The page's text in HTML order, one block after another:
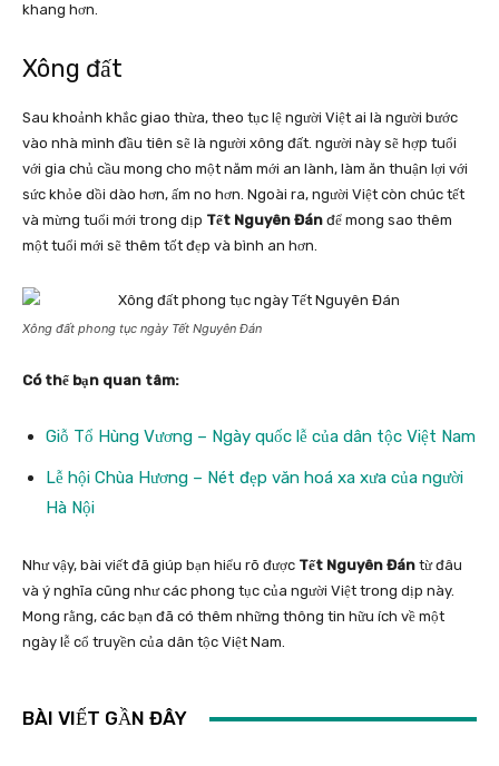
khang hơn.
Xông đất
Sau khoảnh khắc giao thừa, theo tục lệ người Việt ai là người bước
vào nhà mình đầu tiên sẽ là người xông đất. người này sẽ hợp tuổi
với gia chủ cầu mong cho một năm mới an lành, làm ăn thuận lợi với
sức khỏe dồi dào hơn, ấm no hơn. Ngoài ra, người Việt còn chúc tết
và mừng tuổi mới trong dịp Tết Nguyên Đán để mong sao thêm
một tuổi mới sẽ thêm tốt đẹp và bình an hơn.
Xông đất phong tục ngày Tết Nguyên Đán
Có thể bạn quan tâm:
Giỗ Tổ Hùng Vương – Ngày quốc lễ của dân tộc Việt Nam
Lễ hội Chùa Hương – Nét đẹp văn hoá xa xưa của người
Hà Nội
Như vậy, bài viết đã giúp bạn hiểu rõ được Tết Nguyên Đán từ đâu
và ý nghĩa cũng như các phong tục của người Việt trong dịp này.
Mong rằng, các bạn đã có thêm những thông tin hữu ích về một
ngày lễ cổ truyền của dân tộc Việt Nam.
BÀI VIẾT GẦN ĐÂY